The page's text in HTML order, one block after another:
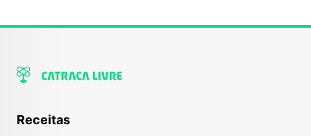
Receitas